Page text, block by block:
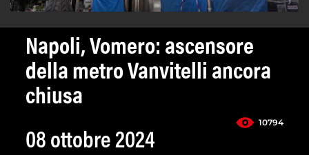
Napoli, Vomero: ascensore
della metro Vanvitelli ancora
chiusa
10794
08 ottobre 2024